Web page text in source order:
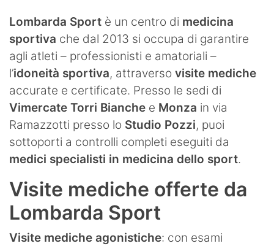
Eventi
Lombarda Sport è un centro di medicina
sportiva che dal 2013 si occupa di garantire
agli atleti – professionisti e amatoriali –
l’idoneità sportiva, attraverso visite mediche
accurate e certificate. Presso le sedi di
Vimercate Torri Bianche e Monza in via
Ramazzotti presso lo Studio Pozzi, puoi
sottoporti a controlli completi eseguiti da
medici specialisti in medicina dello sport.
Visite mediche offerte da
Lombarda Sport
Visite mediche agonistiche: con esami